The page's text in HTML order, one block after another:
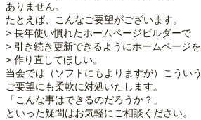
ありません。
たとえば、こんなご要望がございます。
> 長年使い慣れたホームページビルダーで
> 引き続き更新できるようにホームページを
> 作り直してほしい。
当会では（ソフトにもよりますが）こういう
ご要望にも柔軟に対処いたします。
「こんな事はできるのだろうか？」
といった疑問はお気軽にご相談ください。